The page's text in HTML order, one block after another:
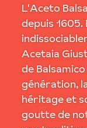
L'Aceto
depuis 1605.
Acetaia
de
génération,
héritage et
goutte de